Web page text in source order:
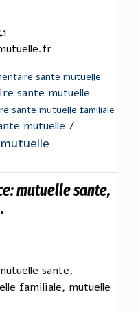
sante mutuelle
sante mutuelle
sante mutuelle familiale
mutuelle /
mutuelle sante,
sante,
familiale, mutuelle